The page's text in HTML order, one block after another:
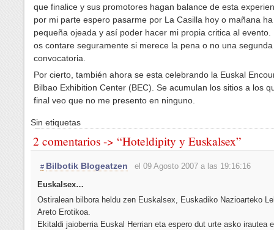
que finalice y sus promotores hagan balance de esta
por mi parte espero pasarme por La Casilla hoy o mañana
pequeña ojeada y así poder hacer mi propia critica al evento.
os contare seguramente si merece la pena o no una segunda
convocatoria.
Por cierto, también ahora se esta celebrando la Euskal
Bilbao Exhibition Center (BEC). Se acumulan los sitios a los
final veo que no me presento en ninguno.
Sin etiquetas
2 comentarios -> “Hoteldipity y Euskalsex”
# Bilbotik Blogeatzen
el 09 Agosto 2007 a las 19:16:16
Euskalsex…
Ostiralean bilbora heldu zen Euskalsex, Euskadiko Nazioarteko
Areto Erotikoa.
Ekitaldi jaioberria Euskal Herrian eta espero dut urte asko irautea